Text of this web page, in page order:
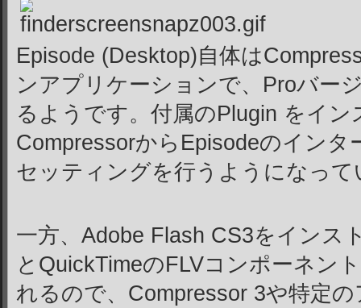
Episode (Desktop)自体は
ンアプリケーションで、Proバー
るようです。付属のPlugin をイ
CompressorからEpisodeのイン
セッティングを行うようになって
一方、Adobe Flash CS3をインス
とQuickTimeのFLVコンポーネン
れるので、Compressor 3や特定